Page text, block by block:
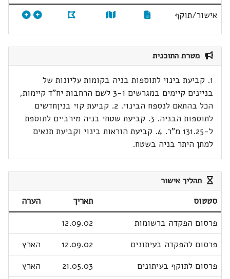
אישור/תוקף
מטרת התוכנית
1. קביעת בינוי לתוספות בניה בקומות עליונות של
בניינים קיימים במגרשים 3-1 לשם הרחבות יח"ד קיימות,
הכל בהתאם לנספח הבינוי. 2. קביעת קוי בניןחדשים
לתוספות הבניה. 3. קביעת שטחי בניה מירביים לתוספת
ל-131.25 מ"ר. 4. קביעת הוראות בינוי וקביעת תנאים
למתן היתר בניה בשטח.
תהליך אישור
סטטוס תאריך
הערה
פרסום הפקדה ברשומות
12.09.02
פרסום להפקדה בעיתונים
12.09.02
הארץ
פרסום לתוקף בעיתונים
21.05.03
הארץ